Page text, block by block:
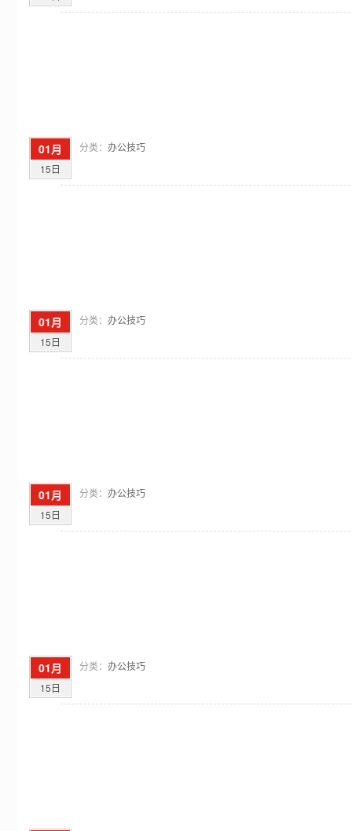
01月
15日
分类： 办公技巧
01月
15日
分类： 办公技巧
01月
15日
分类： 办公技巧
01月
15日
分类： 办公技巧